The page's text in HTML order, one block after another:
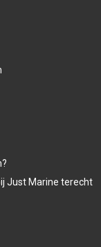
Just Marine terecht